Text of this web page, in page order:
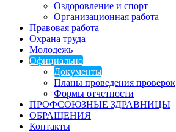
Оздоровление и спорт
Организационная работа
Правовая работа
Охрана труда
Молодежь
Официально
Документы
Планы проведения проверок
Формы отчетности
ПРОФСОЮЗНЫЕ ЗДРАВНИЦЫ
ОБРАЩЕНИЯ
Контакты